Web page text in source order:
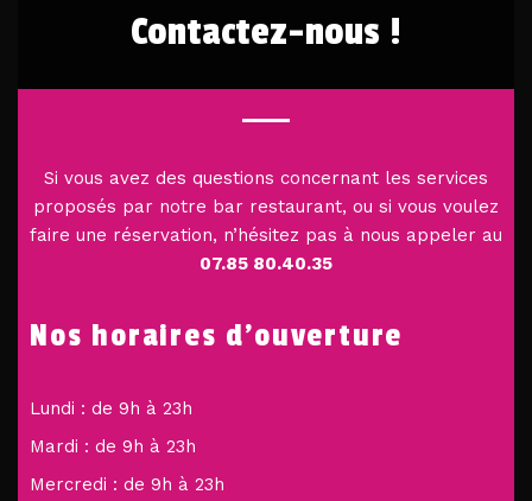
Contactez-nous !
Si vous avez des questions concernant les services
proposés par notre bar restaurant, ou si vous voulez
faire une réservation, n’hésitez pas à nous appeler au
07.85 80.40.35
Nos horaires d'ouverture
Lundi : de 9h à 23h
Mardi : de 9h à 23h
Mercredi : de 9h à 23h